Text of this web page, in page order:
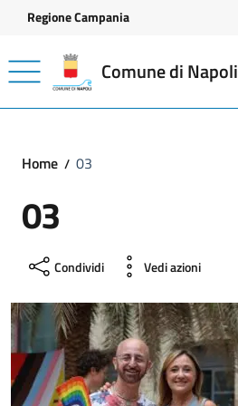
Vai ai contenuti
Vai al footer
Regione Campania
Comune di Napoli
Home 03
03
Condividi Vedi azioni